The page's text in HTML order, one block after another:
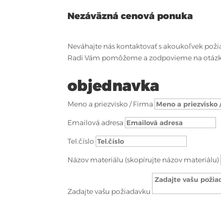
Nezáväzná cenová ponuka
Neváhajte nás kontaktovať s akoukoľvek
Radi Vám pomôžeme a zodpovieme na
objednavka
Meno a priezvisko / Firma
Emailová adresa
Tel.číslo
Názov materiálu (skopírujte názov materiálu)
Zadajte vašu požiadavku